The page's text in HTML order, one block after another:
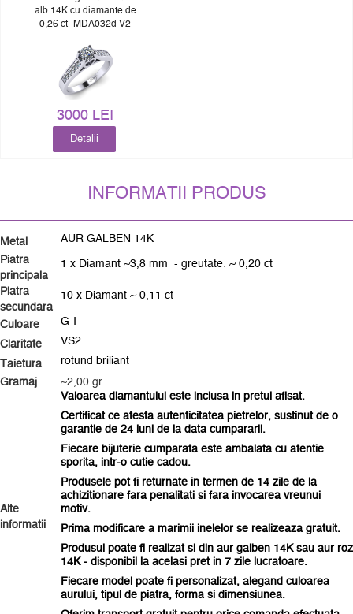
alb 14K cu diamante de
0,26 ct -MDA032d V2
3000 LEI
Detalii
INFORMATII PRODUS
Metal
AUR GALBEN 14K
Piatra
principala
1 x Diamant ~3,8 mm - greutate: ~ 0,20 ct
Piatra
secundara
10 x Diamant ~ 0,11 ct
Culoare G-I
Claritate VS2
Taietura
rotund briliant
Gramaj
~2,00 gr
Alte
informatii
Valoarea diamantului este inclusa in pretul afisat.
Certificat ce atesta autenticitatea pietrelor, sustinut de o
garantie de 24 luni de la data cumpararii.
Fiecare bijuterie cumparata este ambalata cu atentie
sporita, intr-o cutie cadou.
Produsele pot fi returnate in termen de 14 zile de la
achizitionare fara penalitati si fara invocarea vreunui
motiv.
Prima modificare a marimii inelelor se realizeaza gratuit.
Produsul poate fi realizat si din aur galben 14K sau aur roz
14K - disponibil la acelasi pret in 7 zile lucratoare.
Fiecare model poate fi personalizat, alegand culoarea
aurului, tipul de piatra, forma si dimensiunea.